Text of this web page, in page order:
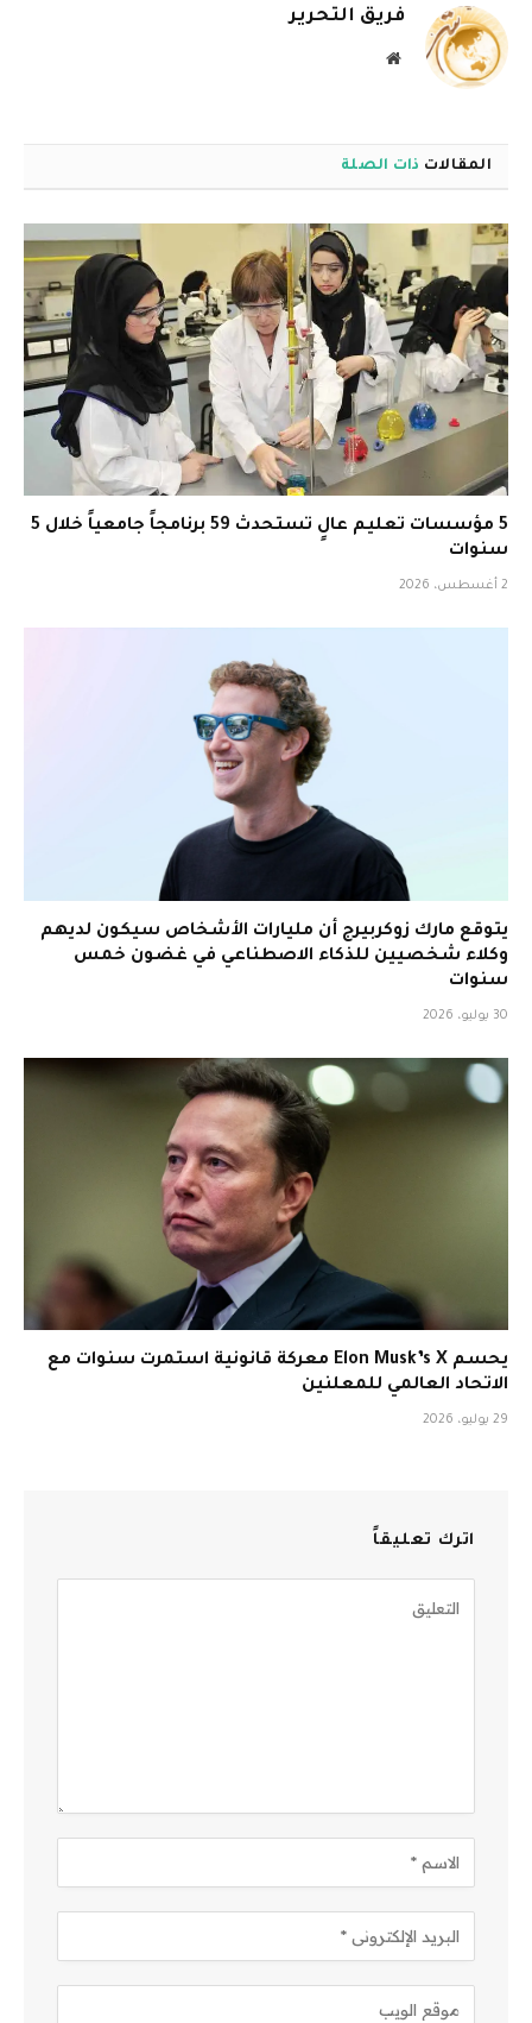
فريق التحرير
موقع
المقالات ذات الصلة
5 مؤسسات تعليم عالٍ تستحدث 59 برنامجاً جامعياً خلال 5
سنوات
2 أغسطس، 2026
يتوقع مارك زوكربيرج أن مليارات الأشخاص سيكون لديهم
وكلاء شخصيين للذكاء الاصطناعي في غضون خمس
سنوات
30 يوليو، 2026
يحسم Elon Musk’s X معركة قانونية استمرت سنوات مع
الاتحاد العالمي للمعلنين
29 يوليو، 2026
اترك تعليقاً